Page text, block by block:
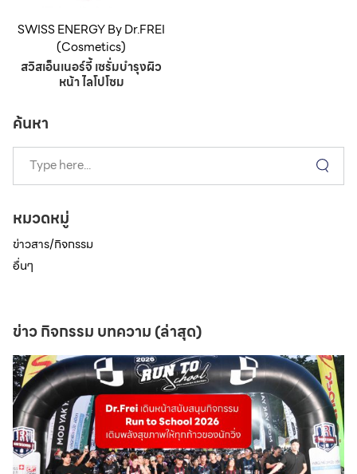
SWISS ENERGY By Dr.FREI
(Cosmetics)
สวิสเอ็นเนอร์จี้ เซรั่มบำรุงผิว
หน้า ไลโปโซม
ค้นหา
หมวดหมู่
ข่าวสาร/กิจกรรม
อื่นๆ
ข่าว กิจกรรม บทความ (ล่าสุด)